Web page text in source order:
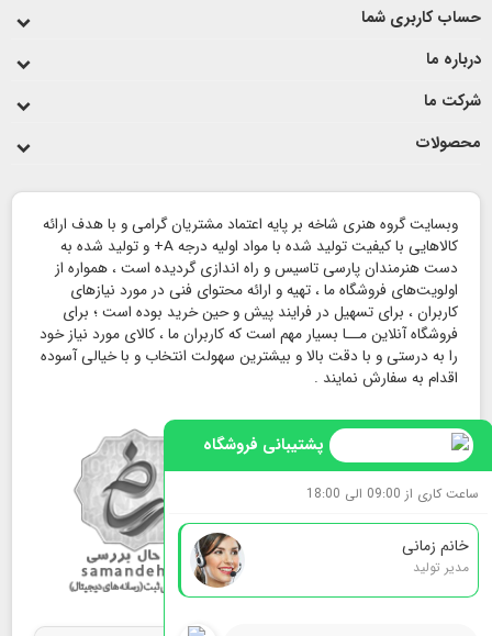
لیوان و ماگ
حساب کاربری شما
درباره ما
شرکت ما
محصولات
پشتیبانی فروشگاه
ساعت کاری از 09:00 الی 18:00
خانم زمانی
مدیر تولید
وبسایت گروه هنری شاخه بر پایه اعتماد مشتریان گرامی و با هدف ارائه
کالاهایی با کیفیت تولید شده با مواد اولیه درجه A+ و تولید شده به
دست هنرمندان پارسی تاسیس و راه اندازی گردیده است ، همواره از
اولویت‌های فروشگاه ما ، تهیه و ارائه محتوای فنی در مورد نیازهای
کاربران ، برای تسهیل در فرایند پیش و حین خرید بوده است ؛ برای
فروشگاه آنلاین مــا بسیار مهم است که کاربران ما ، کالای مورد نیاز خود
را به درستی و با دقت بالا و بیشترین سهولت انتخاب و با خیالی آسوده
اقدام به سفارش نمایند .